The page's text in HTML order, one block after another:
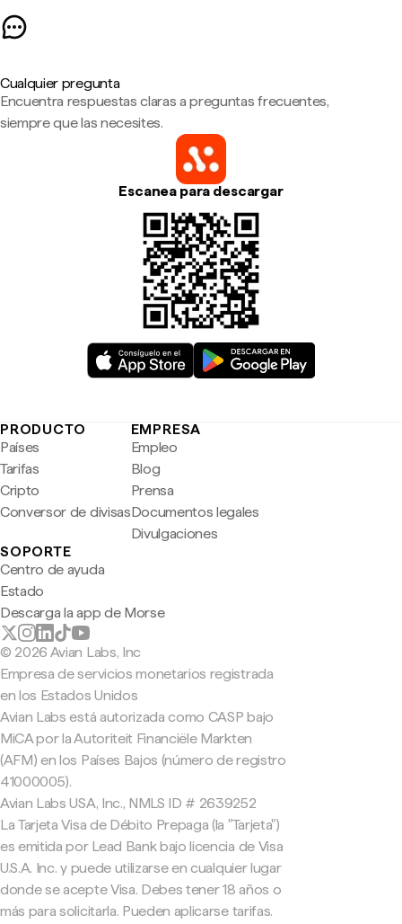
Cualquier pregunta
Encuentra respuestas claras a preguntas frecuentes,
siempre que las necesites.
Escanea para descargar
PRODUCTO
Países
Tarifas
Cripto
Conversor de divisas
EMPRESA
Empleo
Blog
Prensa
Documentos legales
Divulgaciones
SOPORTE
Centro de ayuda
Estado
Descarga la app de Morse
© 2026 Avian Labs, Inc
Empresa de servicios monetarios registrada
en los Estados Unidos
Avian Labs está autorizada como CASP bajo
MiCA por la Autoriteit Financiële Markten
(AFM) en los Países Bajos (número de registro
41000005).
Avian Labs USA, Inc., NMLS ID # 2639252
La Tarjeta Visa de Débito Prepaga (la "Tarjeta")
es emitida por Lead Bank bajo licencia de Visa
U.S.A. Inc. y puede utilizarse en cualquier lugar
donde se acepte Visa. Debes tener 18 años o
más para solicitarla. Pueden aplicarse tarifas.